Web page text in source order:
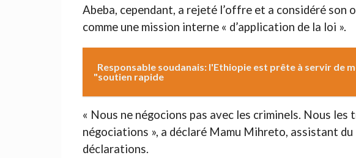
Abeba, cependant, a rejeté l’offre et a considéré son
comme une mission interne « d’application de la loi ».
Responsable soudanais: l'Ethiopie est prête à servir de
"soutien rapide
« Nous ne négocions pas avec les criminels. Nous
négociations », a déclaré Mamu Mihreto, assistant
déclarations.